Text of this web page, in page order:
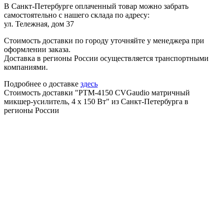
В Санкт-Петербурге оплаченный товар можно забрать
самостоятельно с нашего склада по адресу:
ул. Тележная, дом 37
Стоимость доставки по городу уточняйте у менеджера при
оформлении заказа.
Доставка в регионы России осуществляется транспортными
компаниями.
Подробнее о доставке здесь
Стоимость доставки "PTM-4150 CVGaudio матричный
микшер-усилитель, 4 х 150 Вт" из Санкт-Петербурга в
регионы России